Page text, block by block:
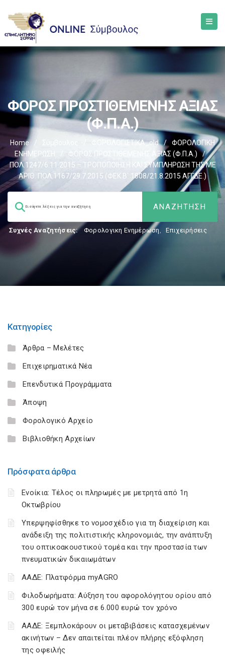
ΦΟΡΟΣ ΠΡΟΣΤΙΘΕΜΕΝΗΣ ΑΞΙΑΣ
(Φ.Π.Α.)
Home / Σύμβουλος ΦΟΡΟΛΟΓΙΣΤΙΚΑ_old /
ΦΟΡΟΛΟΓΙΚΗ
ΕΝΗΜΕΡΩΣΗ
ΦΟΡΟΣ ΠΡΟΣΤΙΘΕΜΕΝΗΣ ΑΞΙΑΣ (Φ.Π.Α.)
/
ΠΟΛ.1247/6.11.2015 – ΤΡΟΠΟΠΟΙΗΣΗ ΚΑΙ ΣΥΜΠΛΗΡΩΣΗ ΤΗΣ ΜΕ
ΑΡΙΘ. ΠΟΛ.1167/29.7.2015 (ΦΕΚ Β΄ 1808/21.8.2015 ΑΓΓΔΕ.)
Συχνές Αναζητήσεις: Φορολογικη Ενημέρωση, Επιχειρήσεις
Κατηγορίες
Άρθρα – Μελέτες
Επιχειρηματικά Νέα
Επενδυτικά Προγράμματα
Άποψη
Φορολογικό Αρχείο
Βιβλιοθήκη Αρχείων
Πρόσφατα άρθρα
Ενοίκια: Τέλος οι πληρωμές με μετρητά από 1η
Οκτωβρίου
Υπερψηφίσθηκε το νομοσχέδιο για τη διαχείριση και
ανάδειξη της πολιτιστικής κληρονομιάς, την ανάπτυξη
του οπτικοακουστικού τομέα και την προστασία των
πνευματικών δικαιωμάτων
ΑΑΔΕ: Πλατφόρμα myAGRO
Φιλοδωρήματα: Αύξηση του αφορολόγητου ορίου από
300 ευρώ τον μήνα σε 6.000 ευρώ τον χρόνο
ΑΑΔΕ: Ξεμπλοκάρουν οι μεταβιβάσεις κατασχεμένων
ακινήτων – Δεν απαιτείται πλέον πλήρης εξόφληση
της οφειλής